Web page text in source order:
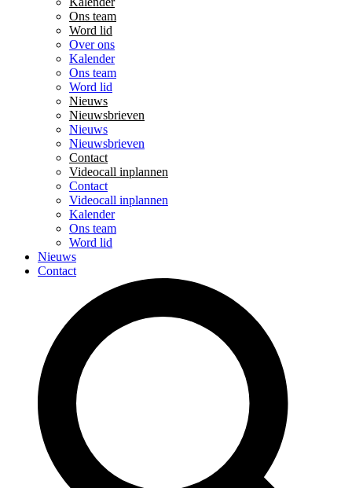
Ons team
Word lid
Over ons
Kalender
Ons team
Word lid
Nieuws
Nieuwsbrieven
Nieuws
Nieuwsbrieven
Contact
Videocall inplannen
Contact
Videocall inplannen
Kalender
Ons team
Word lid
Nieuws
Contact